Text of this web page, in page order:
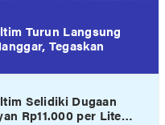
Turun Langsung
Tegaskan
Selidiki Dugaan
Rp11.000 per Lite…